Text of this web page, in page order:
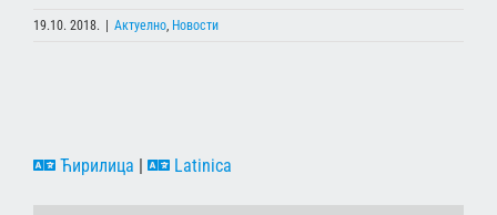
19.10. 2018. Актуелно, Новости
Ћирилица | Latinica